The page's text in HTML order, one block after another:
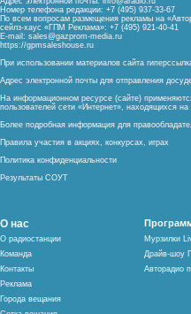
Номер телефона редакции: +7 (495) 937-33-67
По всем вопросам размещения рекламы на
сейлз-хаус «ГПМ Реклама»: +7 (495) 921-40-41
E-mail: sales@gazprom-media.ru
https://gpmsaleshouse.ru
При использовании материалов сайта
Адрес электронной почты для отправления
На информационном ресурсе (сайте)
пользователей сети «Интернет», находящихся
Более подробная информация для
Правила участия в акциях, конкурсах, играх
Политика конфиденциальности
Результаты СОУТ
О нас
О радиостанции
Команда
Контакты
Реклама
Города вещания
Мурзилки
Драйв-шоу
Авторадио